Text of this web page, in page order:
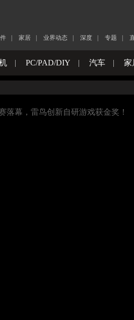
家居 业界动态 深度 专题
| PC/PAD/DIY | 汽车 | 家
落幕，雷鸟创新自研游戏获金奖！